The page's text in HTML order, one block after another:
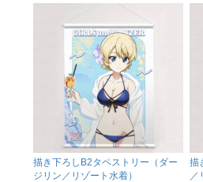
描き下ろしB2タペストリー（ダー
ジリン／リゾート水着）
描
／